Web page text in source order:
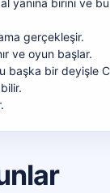
yanına birini ve
gerçekleşir.
ve oyun başlar.
başka bir deyişle
.